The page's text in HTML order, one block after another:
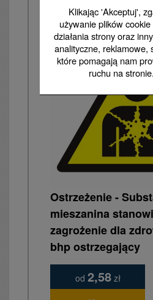
Klikając 'Akceptuj',
używanie plików
działania strony oraz
analityczne, reklamowe,
które pomagają nam
ruchu na
Ostrzeżenie -
mieszanina
zagrożenie dla
bhp ostrzegający
od 2,58zł